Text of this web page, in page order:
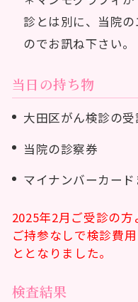
診とは別に、当院
のでお訊ね下さい。
当日の持ち物
大田区がん検診の受
当院の診察券
マイナンバーカー
2025年2月ご受診の
ご持参なしで検診費
ととなりました。
検査結果